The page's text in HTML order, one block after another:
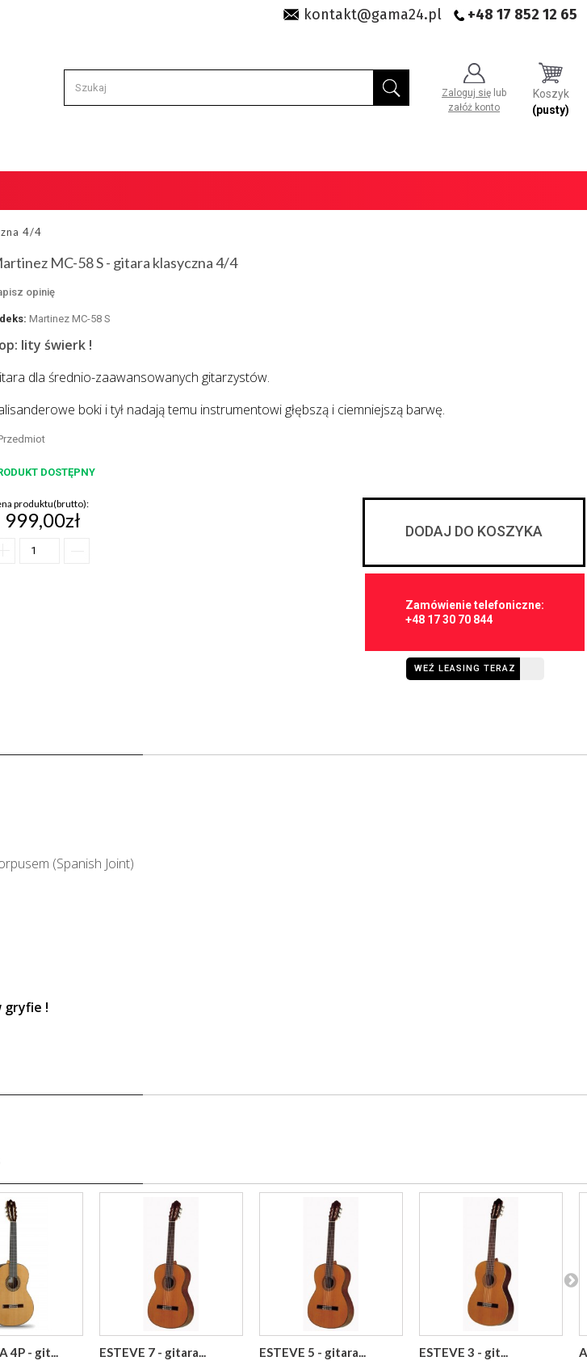
kontakt@gama24.pl +48 17 852 12 65
Zaloguj się lub
załóż konto
Koszyk
(pusty)
4/4
MC-58 S - gitara klasyczna 4/4
opinię
Martinez MC-58 S
lity świerk !
dla średnio-zaawansowanych gitarzystów.
boki i tył nadają temu instrumentowi głębszą i ciemniejszą barwę.
DOSTĘPNY
produktu(brutto):
999,00zł DODAJ DO KOSZYKA
Zamówienie telefoniczne:
+48 17 30 70 844
WEŹ LEASING TERAZ
(Spanish Joint)
gryfie !
4P - git... ESTEVE 7 - gitara... ESTEVE 5 - gitara... ESTEVE 3 - git...